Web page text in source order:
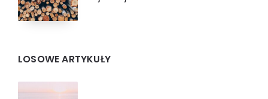
LOSOWE ARTYKUŁY